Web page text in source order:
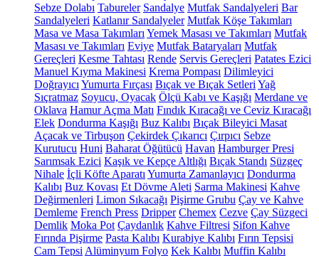
Sebze Dolabı Tabureler Sandalye Mutfak Sandalyeleri Bar
Sandalyeleri Katlanır Sandalyeler Mutfak Köşe Takımları
Masa ve Masa Takımları Yemek Masası ve Takımları Mutfak
Masası ve Takımları Eviye Mutfak Bataryaları Mutfak
Gereçleri Kesme Tahtası Rende Servis Gereçleri Patates Ezici
Manuel Kıyma Makinesi Krema Pompası Dilimleyici
Doğrayıcı Yumurta Fırçası Bıçak ve Bıçak Setleri Yağ
Sıçratmaz Soyucu, Oyacak Ölçü Kabı ve Kaşığı Merdane ve
Oklava Hamur Açma Matı Fındık Kıracağı ve Ceviz Kıracağı
Elek Dondurma Kaşığı Buz Kalıbı Bıçak Bileyici Masat
Açacak ve Tirbuşon Çekirdek Çıkarıcı Çırpıcı Sebze
Kurutucu Huni Baharat Öğütücü Havan Hamburger Presi
Sarımsak Ezici Kaşık ve Kepçe Altlığı Bıçak Standı Süzgeç
Nihale İçli Köfte Aparatı Yumurta Zamanlayıcı Dondurma
Kalıbı Buz Kovası Et Dövme Aleti Sarma Makinesi Kahve
Değirmenleri Limon Sıkacağı Pişirme Grubu Çay ve Kahve
Demleme French Press Dripper Chemex Cezve Çay Süzgeci
Demlik Moka Pot Çaydanlık Kahve Filtresi Sifon Kahve
Fırında Pişirme Pasta Kalıbı Kurabiye Kalıbı Fırın Tepsisi
Cam Tepsi Alüminyum Folyo Kek Kalıbı Muffin Kalıbı